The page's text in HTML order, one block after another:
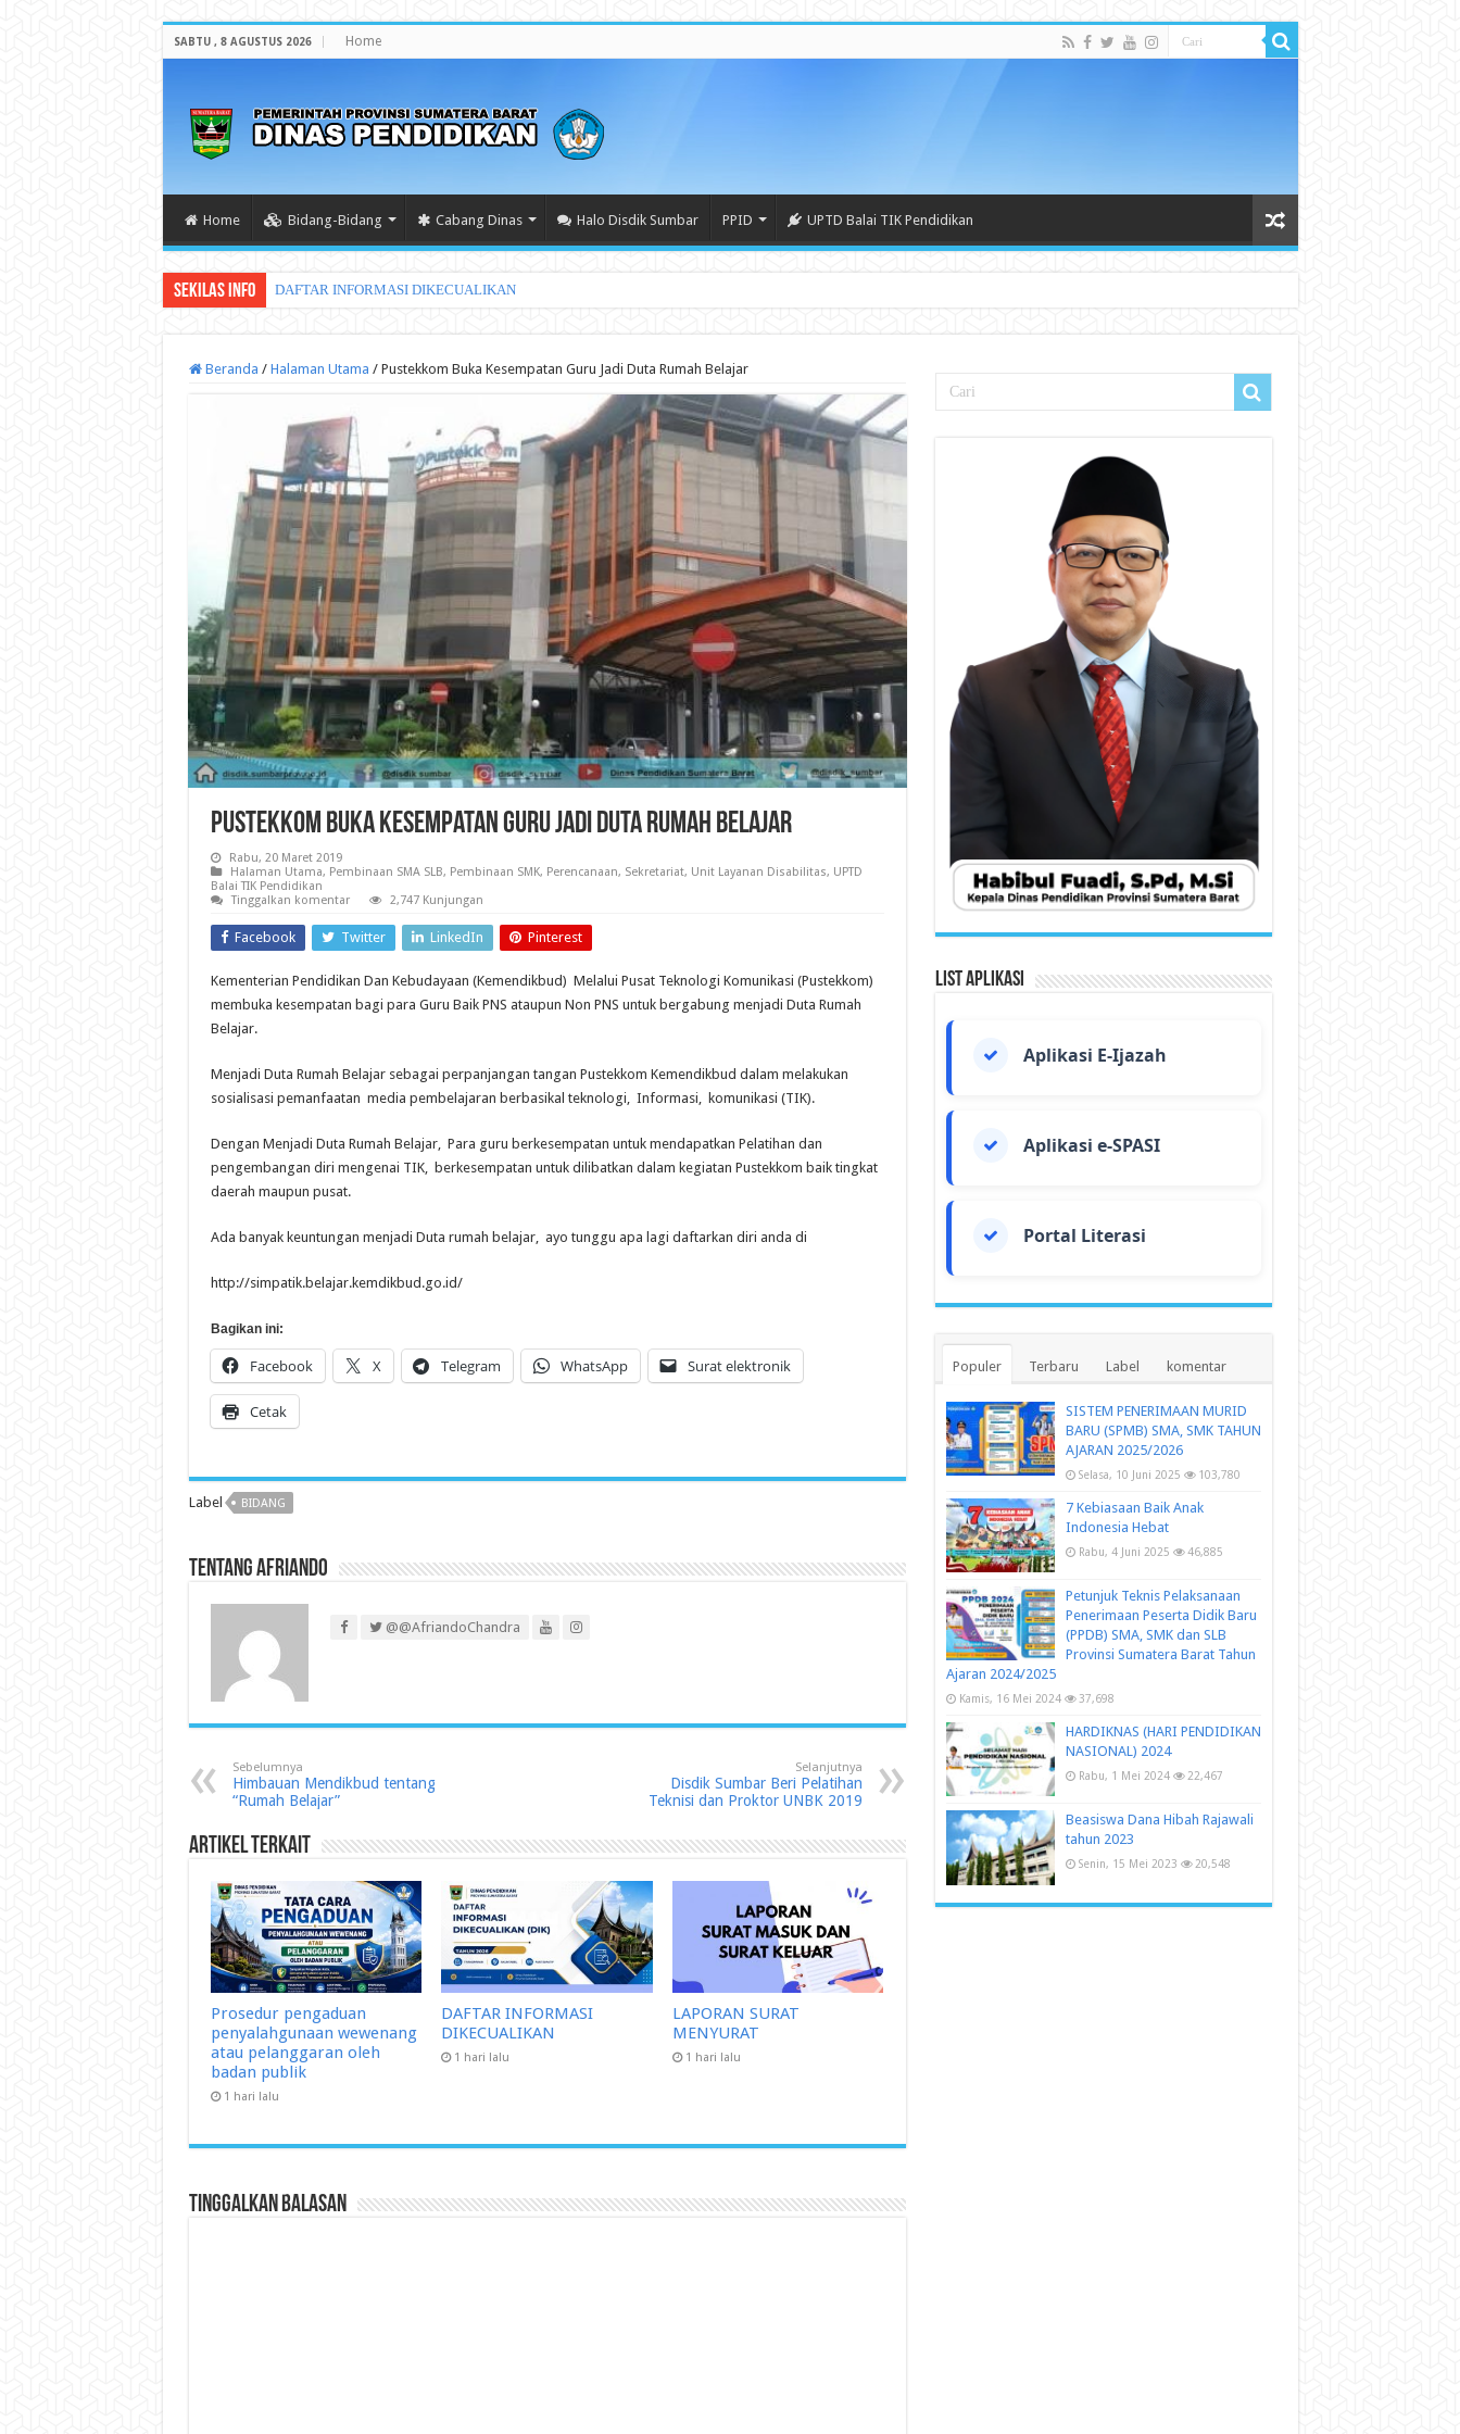
SABTU , 8 AGUSTUS 2026 Home
Home Bidang-Bidang Cabang Dinas Halo Disdik Sumbar PPID UPTD Balai TIK Pendidikan
Sekilas Info DAFTAR INFORMASI DIKECUALIKAN
Beranda / Halaman Utama / Pustekkom Buka Kesempatan Guru Jadi Duta Rumah Belajar
Pustekkom Buka Kesempatan Guru Jadi Duta Rumah Belajar
Rabu, 20 Maret 2019
Halaman Utama, Pembinaan SMA SLB, Pembinaan SMK, Perencanaan, Sekretariat, Unit Layanan Disabilitas, UPTD
Balai TIK Pendidikan
Tinggalkan komentar
2,747 Kunjungan
Facebook Twitter LinkedIn Pinterest
Kementerian Pendidikan Dan Kebudayaan (Kemendikbud) Melalui Pusat Teknologi Komunikasi (Pustekkom)
membuka kesempatan bagi para Guru Baik PNS ataupun Non PNS untuk bergabung menjadi Duta Rumah
Belajar.
Menjadi Duta Rumah Belajar sebagai perpanjangan tangan Pustekkom Kemendikbud dalam melakukan
sosialisasi pemanfaatan media pembelajaran berbasikal teknologi, Informasi, komunikasi (TIK).
Dengan Menjadi Duta Rumah Belajar, Para guru berkesempatan untuk mendapatkan Pelatihan dan
pengembangan diri mengenai TIK, berkesempatan untuk dilibatkan dalam kegiatan Pustekkom baik tingkat
daerah maupun pusat.
Ada banyak keuntungan menjadi Duta rumah belajar, ayo tunggu apa lagi daftarkan diri anda di
http://simpatik.belajar.kemdikbud.go.id/
Bagikan ini:
Facebook X Telegram WhatsApp Surat elektronik
Cetak
Label BIDANG
Tentang Afriando
@@AfriandoChandra
Sebelumnya
Himbauan Mendikbud tentang
“Rumah Belajar”
Selanjutnya
Disdik Sumbar Beri Pelatihan
Teknisi dan Proktor UNBK 2019
Artikel Terkait
Prosedur pengaduan
penyalahgunaan wewenang
atau pelanggaran oleh
badan publik
1 hari lalu
DAFTAR INFORMASI
DIKECUALIKAN
1 hari lalu
LAPORAN SURAT
MENYURAT
1 hari lalu
Tinggalkan Balasan
List Aplikasi
Aplikasi E-Ijazah
Aplikasi e-SPASI
Portal Literasi
Populer Terbaru Label komentar
SISTEM PENERIMAAN MURID
BARU (SPMB) SMA, SMK TAHUN
AJARAN 2025/2026
Selasa, 10 Juni 2025 103,780
7 Kebiasaan Baik Anak
Indonesia Hebat
Rabu, 4 Juni 2025 46,885
Petunjuk Teknis Pelaksanaan
Penerimaan Peserta Didik Baru
(PPDB) SMA, SMK dan SLB
Provinsi Sumatera Barat Tahun
Ajaran 2024/2025
Kamis, 16 Mei 2024 37,698
HARDIKNAS (HARI PENDIDIKAN
NASIONAL) 2024
Rabu, 1 Mei 2024 22,467
Beasiswa Dana Hibah Rajawali
tahun 2023
Senin, 15 Mei 2023 20,548